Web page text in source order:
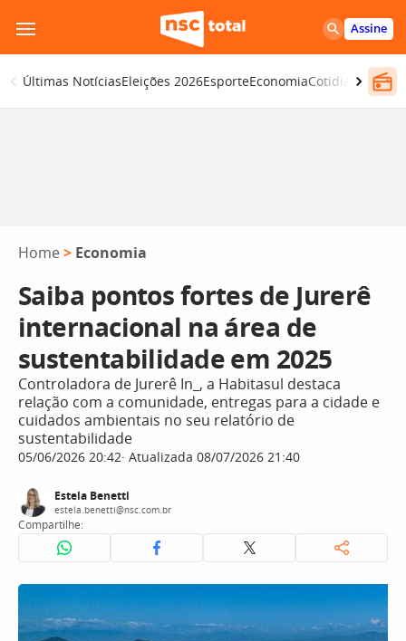
para
o
conteúdo
Assine
Últimas NotíciasEleições 2026EsporteEconomiaCotidiano
Home > Economia
Saiba pontos fortes de Jurerê
internacional na área de
sustentabilidade em 2025
Controladora de Jurerê In_, a Habitasul destaca
relação com a comunidade, entregas para a cidade e
cuidados ambientais no seu relatório de
sustentabilidade
05/06/2026 20:42 Atualizada 08/07/2026 21:40
Estela Benetti
estela.benetti@nsc.com.br
Compartilhe: